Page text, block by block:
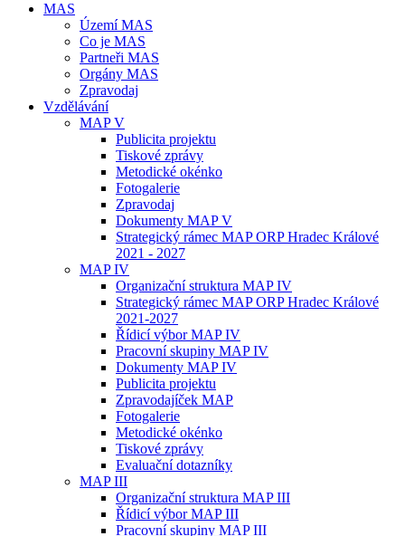
MAS
Území MAS
Co je MAS
Partneři MAS
Orgány MAS
Zpravodaj
Vzdělávání
MAP V
Publicita projektu
Tiskové zprávy
Metodické okénko
Fotogalerie
Zpravodaj
Dokumenty MAP V
Strategický rámec MAP ORP Hradec Králové
2021 - 2027
MAP IV
Organizační struktura MAP IV
Strategický rámec MAP ORP Hradec Králové
2021-2027
Řídicí výbor MAP IV
Pracovní skupiny MAP IV
Dokumenty MAP IV
Publicita projektu
Zpravodajíček MAP
Fotogalerie
Metodické okénko
Tiskové zprávy
Evaluační dotazníky
MAP III
Organizační struktura MAP III
Řídicí výbor MAP III
Pracovní skupiny MAP III